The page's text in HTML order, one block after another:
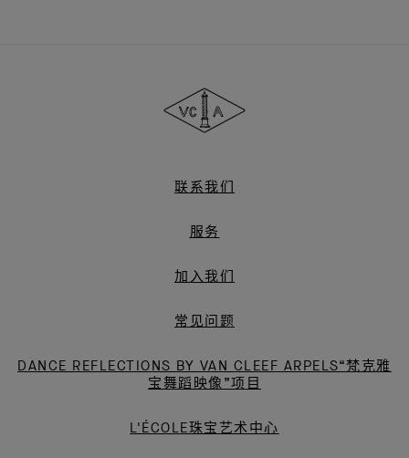
&
Arpels
梵
雅
宝
联系我们
服务
加入我们
常见问题
DANCE REFLECTIONS BY VAN CLEEF ARPELS“梵克雅
宝舞蹈映像”项目
L'ÉCOLE珠宝艺术中心